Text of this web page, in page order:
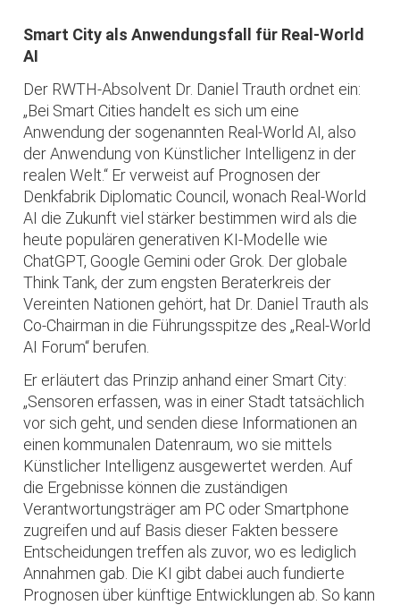
Smart City als Anwendungsfall für Real-World
AI
Der RWTH-Absolvent Dr. Daniel Trauth ordnet ein:
„Bei Smart Cities handelt es sich um eine
Anwendung der sogenannten Real-World AI, also
der Anwendung von Künstlicher Intelligenz in der
realen Welt.“ Er verweist auf Prognosen der
Denkfabrik Diplomatic Council, wonach Real-World
AI die Zukunft viel stärker bestimmen wird als die
heute populären generativen KI-Modelle wie
ChatGPT, Google Gemini oder Grok. Der globale
Think Tank, der zum engsten Beraterkreis der
Vereinten Nationen gehört, hat Dr. Daniel Trauth als
Co-Chairman in die Führungsspitze des „Real-World
AI Forum“ berufen.
Er erläutert das Prinzip anhand einer Smart City:
„Sensoren erfassen, was in einer Stadt tatsächlich
vor sich geht, und senden diese Informationen an
einen kommunalen Datenraum, wo sie mittels
Künst­licher Intelligenz ausgewertet werden. Auf
die Ergebnisse können die zuständigen
Verantwortungs­träger am PC oder Smartphone
zugreifen und auf Basis dieser Fakten bessere
Entscheidungen treffen als zuvor, wo es lediglich
Annahmen gab. Die KI gibt dabei auch fundierte
Prognosen über künftige Entwicklungen ab. So kann